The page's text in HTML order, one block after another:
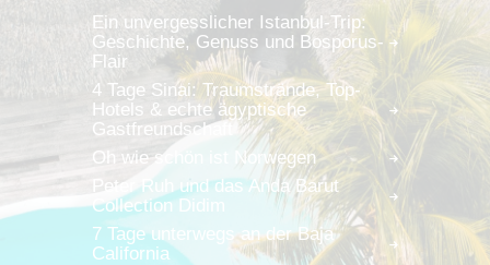
Ein unvergesslicher Istanbul-Trip:
Geschichte, Genuss und Bosporus-
Flair
4 Tage Sinai: Traumstrände, Top-
Hotels & echte ägyptische
Gastfreundschaft
Oh wie schön ist Norwegen
Peter Ruh und das Anda Barut
Collection Didim
7 Tage unterwegs an der Baja
California